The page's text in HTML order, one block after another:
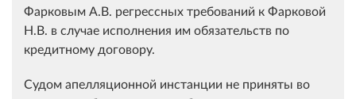
Фарковым А.В. регрессных требований к Фарковой
Н.В. в случае исполнения им обязательств по
кредитному договору.
Судом апелляционной инстанции не приняты во